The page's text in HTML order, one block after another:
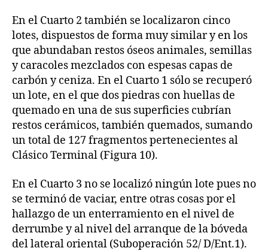
En el Cuarto 2 también se localizaron cinco
lotes, dispuestos de forma muy similar y en los
que abundaban restos óseos animales, semillas
y caracoles mezclados con espesas capas de
carbón y ceniza. En el Cuarto 1 sólo se recuperó
un lote, en el que dos piedras con huellas de
quemado en una de sus superficies cubrían
restos cerámicos, también quemados, sumando
un total de 127 fragmentos pertenecientes al
Clásico Terminal (Figura 10).
En el Cuarto 3 no se localizó ningún lote pues no
se terminó de vaciar, entre otras cosas por el
hallazgo de un enterramiento en el nivel de
derrumbe y al nivel del arranque de la bóveda
del lateral oriental (Suboperación 52/ D/Ent.1).